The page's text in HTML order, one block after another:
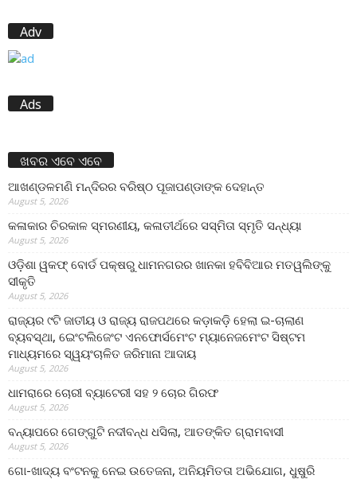
Adv
Ads
ଖବର ଏବେ ଏବେ
ଆଖଣ୍ଡଳମଣି ମନ୍ଦିରର ବରିଷ୍ଠ ପୂଜାପଣ୍ଡାଙ୍କ ଦେହାନ୍ତ
August 5, 2026
କଳାକାର ଚିରକାଳ ସ୍ମରଣୀୟ, କଳାତୀର୍ଥରେ ସସ୍ମିତା ସ୍ମୃତି ସନ୍ଧ୍ୟା
August 5, 2026
ଓଡ଼ିଶା ୱକଫ୍ ବୋର୍ଡ ପକ୍ଷରୁ ଧାମନଗରର ଖାନକା ହବିବିଆର ମତୱଲିଙ୍କୁ
ସୀକୃତି
August 5, 2026
ରାଜ୍ୟର ୯ଟି ଜାତୀୟ ଓ ରାଜ୍ୟ ରାଜପଥରେ କଡ଼ାକଡ଼ି ହେଲା ଇ-ଚାଲାଣ
ବ୍ୟବସ୍ଥା, ଇେଂଟଲିଜେଂଟ ଏନଫୋର୍ସମେଂଟ ମ୍ୟାନେଜମେଂଟ ସିଷ୍ଟମ
ମାଧ୍ୟମରେ ସ୍ୱୟଂଚାଳିତ ଜରିମାନା ଆଦାୟ
August 5, 2026
ଧାମରାରେ ଚୋରୀ ବ୍ୟାଟେରୀ ସହ ୨ ଚୋର ଗିରଫ
August 5, 2026
ବନ୍ୟାପରେ ଗେଙ୍ଗୁଟି ନଦୀବନ୍ଧ ଧସିଲା, ଆତଙ୍କିତ ଗ୍ରାମବାସୀ
August 5, 2026
ଗୋ-ଖାଦ୍ୟ ବଂଟନକୁ ନେଇ ଉତେଜନା, ଅନିୟମିତତା ଅଭିଯୋଗ, ଧୁଷୁରି